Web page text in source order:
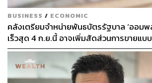
BUSINESS / ECONOMIC
คลังเตรียมจำหน่ายพันธบัตรรัฐบาล ‘ออมพ
เร็วสุด 4 ก.ย.นี้ อาจเพิ่มสัดส่วนการขายแ
First มากขึ้น